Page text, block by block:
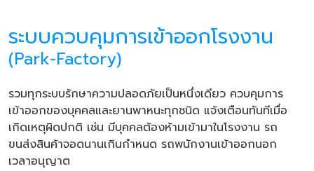
ระบบควบคุมการเข้าออกโรงงาน
(Park-Factory)
รวมทุกระบบรักษาความปลอดภัยเป็นหนึ่งเดียว ควบคุมการ
เข้าออกของบุคคลและยานพาหนะทุกชนิด แจ้งเตือนทันทีเมื่อ
เกิดเหตุผิดปกติ เช่น มีบุคคลต้องห้ามเข้ามาในโรงงาน รถ
ขนส่งสินค้าจอดนานเกินกำหนด รถพนักงานเข้าออกนอก
เวลาอนุญาต